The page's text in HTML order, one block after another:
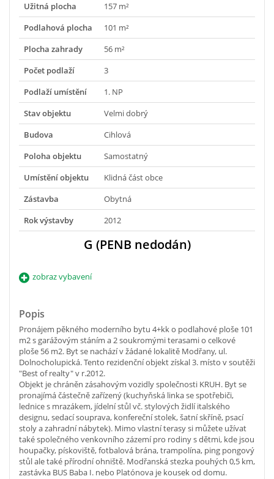
Užitná plocha
157 m²
Podlahová plocha
101 m²
Plocha zahrady
56 m²
Počet podlaží
3
Podlaží umístění
1. NP
Stav objektu
Velmi dobrý
Budova
Cihlová
Poloha objektu
Samostatný
Umístění objektu
Klidná část obce
Zástavba
Obytná
Rok výstavby
2012
G (PENB nedodán)
zobraz vybavení
Popis
Pronájem pěkného moderního bytu 4+kk o podlahové ploše 101
m2 s garážovým stáním a 2 soukromými terasami o celkové
ploše 56 m2. Byt se nachází v žádané lokalitě Modřany, ul.
Dolnocholupická. Tento rezidenční objekt získal 3. místo v soutěži
"Best of realty" v r.2012.
Objekt je chráněn zásahovým vozidly společnosti KRUH. Byt se
pronajímá částečně zařízený (kuchyňská linka se spotřebiči,
lednice s mrazákem, jídelní stůl vč. stylových židlí italského
designu, sedací souprava, konfereční stolek, šatní skříně, psací
stoly a zahradní nábytek). Mimo vlastní terasy si můžete užívat
také společného venkovního zázemí pro rodiny s dětmi, kde jsou
houpačky, pískoviště, fotbalová brána, trampolína, ping pongový
stůl ale také přírodní ohniště. Modřanská stezka pouhých 0,5 km,
zastávka BUS Baba I. nebo Platónova je kousek od domu.